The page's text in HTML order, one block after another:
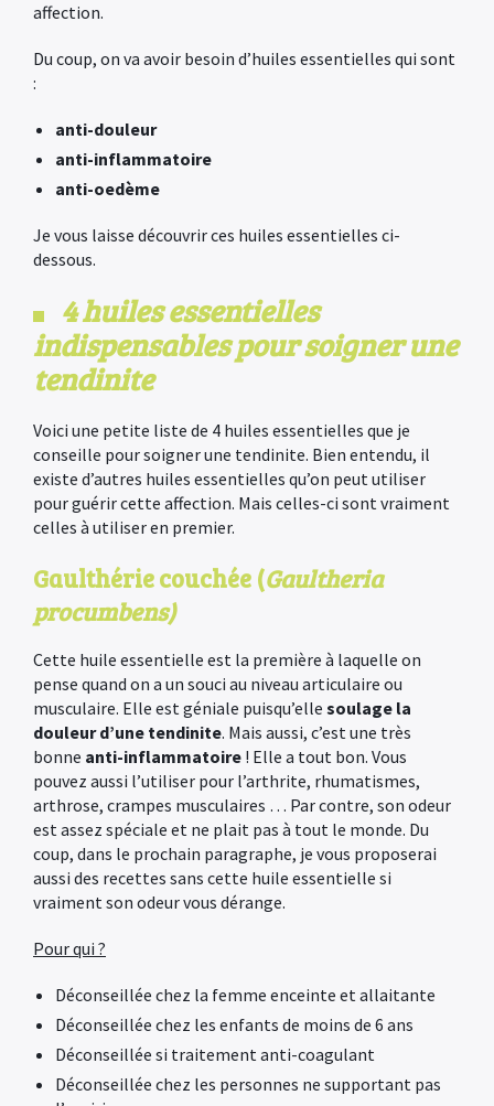
affection.
Du coup, on va avoir besoin d’huiles essentielles qui sont
:
anti-douleur
anti-inflammatoire
anti-oedème
Je vous laisse découvrir ces huiles essentielles ci-
dessous.
4 huiles essentielles
indispensables pour soigner une
tendinite
Voici une petite liste de 4 huiles essentielles que je
conseille pour soigner une tendinite. Bien entendu, il
existe d’autres huiles essentielles qu’on peut utiliser
pour guérir cette affection. Mais celles-ci sont vraiment
celles à utiliser en premier.
Gaulthérie couchée (Gaultheria
procumbens)
Cette huile essentielle est la première à laquelle on
pense quand on a un souci au niveau articulaire ou
musculaire. Elle est géniale puisqu’elle soulage la
douleur d’une tendinite. Mais aussi, c’est une très
bonne anti-inflammatoire ! Elle a tout bon. Vous
pouvez aussi l’utiliser pour l’arthrite, rhumatismes,
arthrose, crampes musculaires … Par contre, son odeur
est assez spéciale et ne plait pas à tout le monde. Du
coup, dans le prochain paragraphe, je vous proposerai
aussi des recettes sans cette huile essentielle si
vraiment son odeur vous dérange.
Pour qui ?
Déconseillée chez la femme enceinte et allaitante
Déconseillée chez les enfants de moins de 6 ans
Déconseillée si traitement anti-coagulant
Déconseillée chez les personnes ne supportant pas